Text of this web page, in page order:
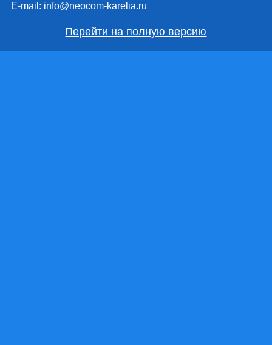
E-mail: info@neocom-karelia.ru
Перейти на полную версию